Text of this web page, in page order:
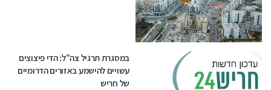
במסגרת תרגיל צה"ל: הדי פיצוצים
עשויים להישמע באזורים הדרומיים
של חריש